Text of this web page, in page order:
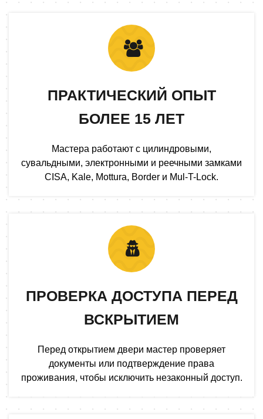
ПРАКТИЧЕСКИЙ ОПЫТ
БОЛЕЕ 15 ЛЕТ
Мастера работают с цилиндровыми,
сувальдными, электронными и реечными замками
CISA, Kale, Mottura, Border и Mul-T-Lock.
ПРОВЕРКА ДОСТУПА ПЕРЕД
ВСКРЫТИЕМ
Перед открытием двери мастер проверяет
документы или подтверждение права
проживания, чтобы исключить незаконный доступ.